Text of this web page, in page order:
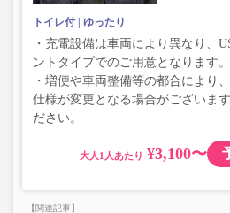
トイレ付 ゆったり
・充電設備は車両により異なり、
ントタイプでのご用意となります。
・増便や車両整備等の都合により
仕様が変更となる場合がございま
ださい。
大人 ¥3,100〜